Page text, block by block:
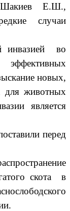
Е.Ш.,
случаи
инвазией во
новых,
для животных
является
перед
скота в